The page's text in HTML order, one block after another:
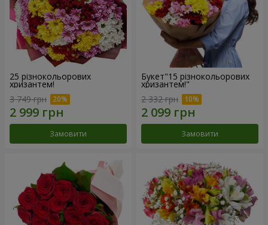
25 різнокольорових
хризантем!
3 749 грн
Замовити
Букет"15 різнокольорових
хризантем!"
2 332 грн
Замовити